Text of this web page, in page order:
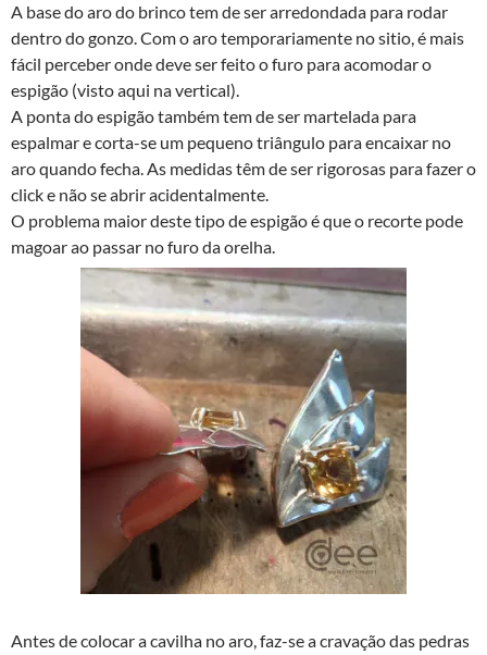
A base do aro do brinco tem de ser arredondada para rodar
dentro do gonzo. Com o aro temporariamente no sitio, é mais
fácil perceber onde deve ser feito o furo para acomodar o
espigão (visto aqui na vertical).
A ponta do espigão também tem de ser martelada para
espalmar e corta-se um pequeno triângulo para encaixar no
aro quando fecha. As medidas têm de ser rigorosas para fazer o
click e não se abrir acidentalmente.
O problema maior deste tipo de espigão é que o recorte pode
magoar ao passar no furo da orelha.
Antes de colocar a cavilha no aro, faz-se a cravação das pedras